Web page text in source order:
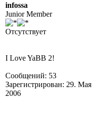
infossa
Junior Member
Отсутствует
I Love YaBB 2!
Сообщений: 53
Зарегистрирован: 29. Мая
2006